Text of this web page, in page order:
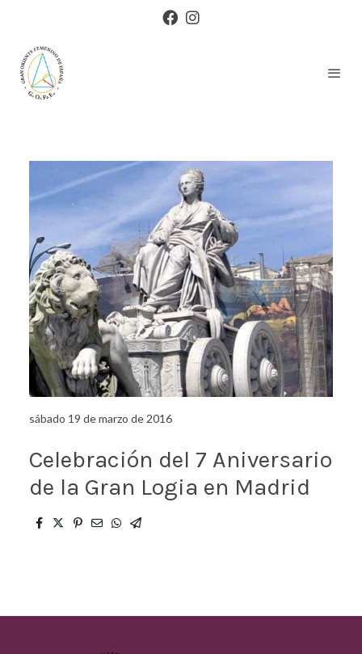
sábado 19 de marzo de 2016
Celebración del 7 Aniversario
de la Gran Logia en Madrid